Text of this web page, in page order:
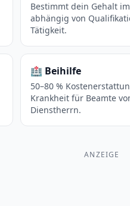
Bestimmt dein Gehalt im
abhängig von
Tätigkeit.
🏥 Beihilfe
50–80 %
Krankheit für Beamte
Dienstherrn.
ANZEIGE